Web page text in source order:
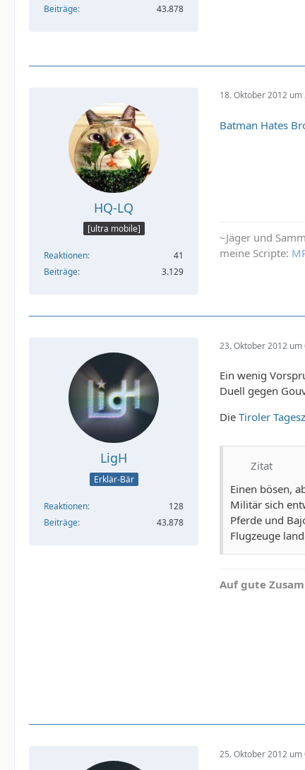
Beiträge
43.878
HQ-LQ
[ultra mobile]
Reaktionen
41
Beiträge
3.129
18. Oktober 2012 um
Batman Hates
~Jäger und
meine Scripte:
LigH
Erklär-Bär
Reaktionen
128
Beiträge
43.878
23. Oktober 2012 um
Ein wenig
Duell gegen
Die Tiroler
Zitat
Einen bösen,
Militär sich
Pferde und
Flugzeuge
Auf gute
25. Oktober 2012 um